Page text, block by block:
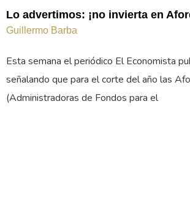
Lo advertimos: ¡no invierta en
Guillermo Barba
Esta semana el periódico El Economista
señalando que para el corte del año las
(Administradoras de Fondos para el